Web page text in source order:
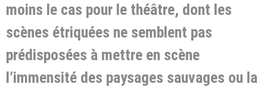
moins le cas pour le théâtre, dont les
scènes étriquées ne semblent pas
prédisposées à mettre en scène
l’immensité des paysages sauvages ou la